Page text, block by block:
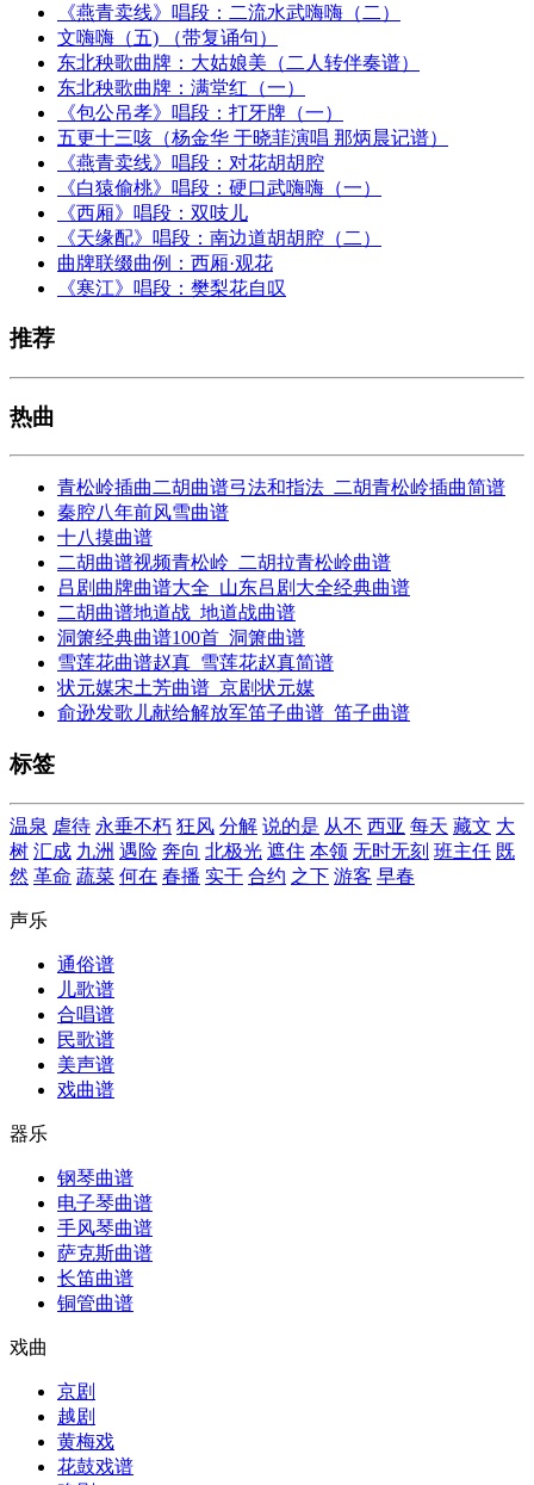
《燕青卖线》唱段：二流水武嗨嗨（二）
文嗨嗨（五) （带复诵句）
东北秧歌曲牌：大姑娘美（二人转伴奏谱）
东北秧歌曲牌：满堂红（一）
《包公吊孝》唱段：打牙牌（一）
五更十三咳（杨金华 于晓菲演唱 那炳晨记谱）
《燕青卖线》唱段：对花胡胡腔
《白猿偷桃》唱段：硬口武嗨嗨（一）
《西厢》唱段：双吱儿
《天缘配》唱段：南边道胡胡腔（二）
曲牌联缀曲例：西厢·观花
《寒江》唱段：樊梨花自叹
推荐
热曲
青松岭插曲二胡曲谱弓法和指法_二胡青松岭插曲简谱
秦腔八年前风雪曲谱
十八摸曲谱
二胡曲谱视频青松岭_二胡拉青松岭曲谱
吕剧曲牌曲谱大全_山东吕剧大全经典曲谱
二胡曲谱地道战_地道战曲谱
洞箫经典曲谱100首_洞箫曲谱
雪莲花曲谱赵真_雪莲花赵真简谱
状元媒宋土芳曲谱_京剧状元媒
俞逊发歌儿献给解放军笛子曲谱_笛子曲谱
标签
温泉 虐待 永垂不朽 狂风 分解 说的是 从不 西亚 每天 藏文 大
树 汇成 九洲 遇险 奔向 北极光 遮住 本领 无时无刻 班主任 既
然 革命 蔬菜 何在 春播 实干 合约 之下 游客 早春
声乐
通俗谱
儿歌谱
合唱谱
民歌谱
美声谱
戏曲谱
器乐
钢琴曲谱
电子琴曲谱
手风琴曲谱
萨克斯曲谱
长笛曲谱
铜管曲谱
戏曲
京剧
越剧
黄梅戏
花鼓戏谱